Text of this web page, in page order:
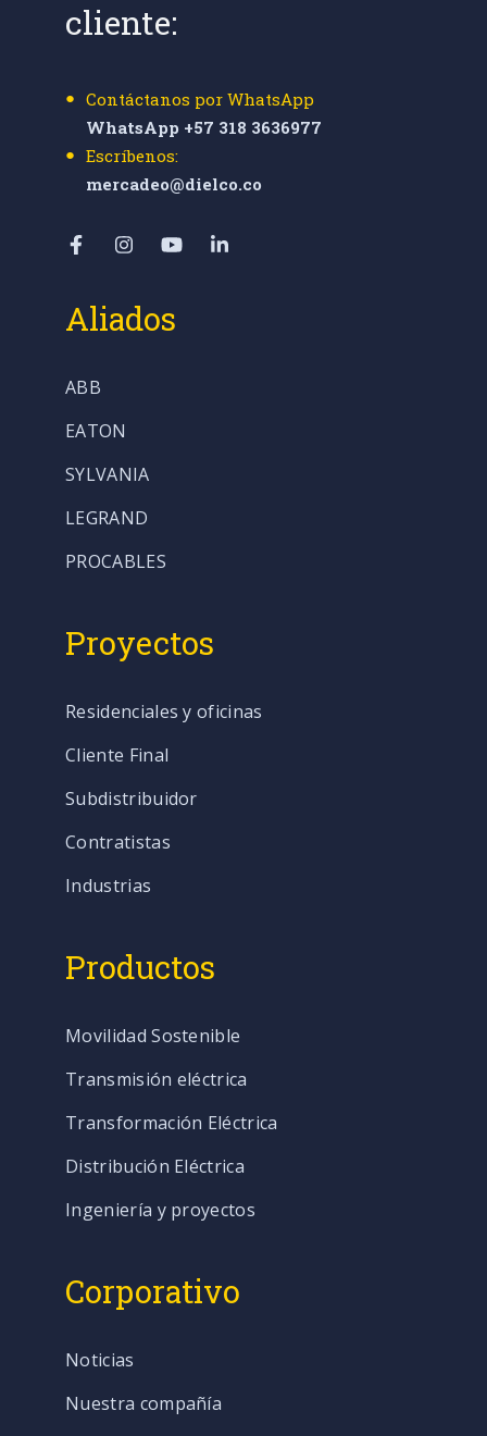
cliente:
Contáctanos por WhatsApp
WhatsApp +57 318 3636977
Escríbenos:
mercadeo@dielco.co
Aliados
ABB
EATON
SYLVANIA
LEGRAND
PROCABLES
Proyectos
Residenciales y oficinas
Cliente Final
Subdistribuidor
Contratistas
Industrias
Productos
Movilidad Sostenible
Transmisión eléctrica
Transformación Eléctrica
Distribución Eléctrica
Ingeniería y proyectos
Corporativo
Noticias
Nuestra compañía